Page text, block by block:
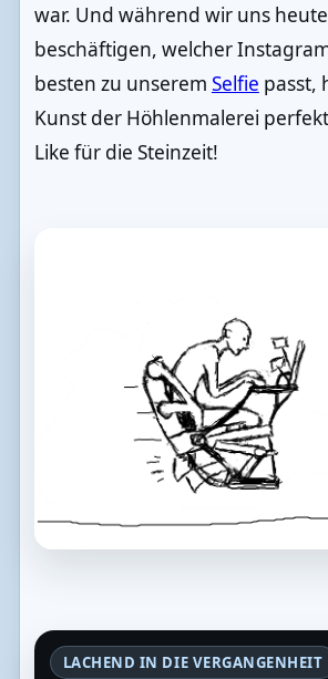
war. Und während wir uns
beschäftigen, welcher
besten zu unserem Selfie passt,
Kunst der Höhlenmalerei
Like für die Steinzeit!
LACHEND IN DIE VERGANGENHEIT